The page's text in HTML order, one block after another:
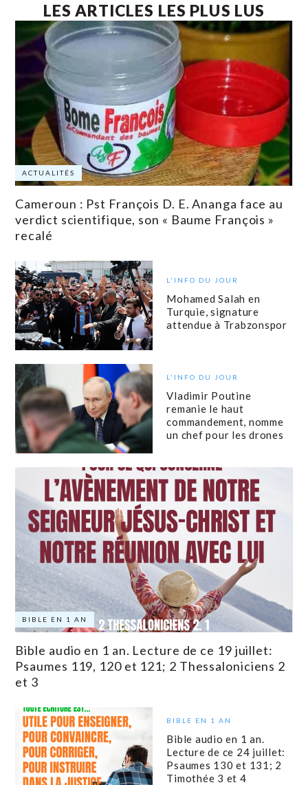
LES ARTICLES LES PLUS LUS
ACTUALITÉS
Cameroun : Pst François D. E. Ananga face au
verdict scientifique, son « Baume François »
recalé
L'INFO DU JOUR
Mohamed Salah en
Turquie, signature
attendue à Trabzonspor
L'INFO DU JOUR
Vladimir Poutine
remanie le haut
commandement, nomme
un chef pour les drones
BIBLE EN 1 AN
Bible audio en 1 an. Lecture de ce 19 juillet:
Psaumes 119, 120 et 121; 2 Thessaloniciens 2
et 3
BIBLE EN 1 AN
Bible audio en 1 an.
Lecture de ce 24 juillet:
Psaumes 130 et 131; 2
Timothée 3 et 4